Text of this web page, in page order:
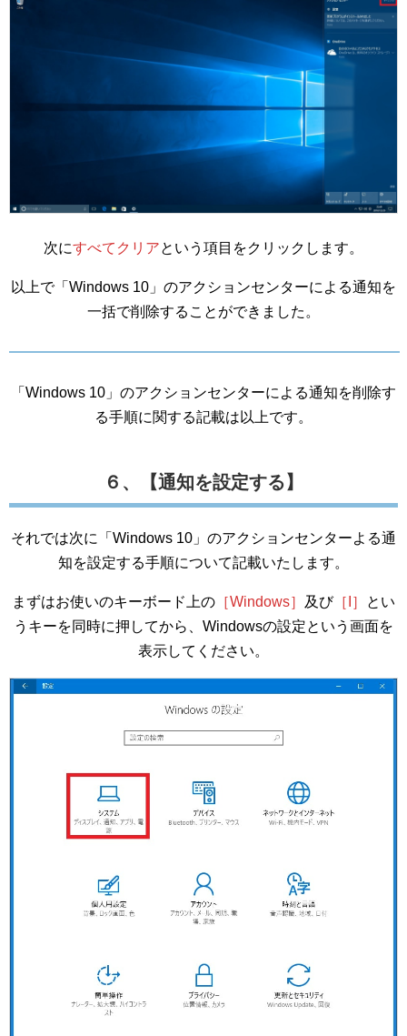
次にすべてクリアという項目をクリックします。
以上で「Windows 10」のアクションセンターによる通知を
一括で削除することができました。
「Windows 10」のアクションセンターによる通知を削除す
る手順に関する記載は以上です。
６、【通知を設定する】
それでは次に「Windows 10」のアクションセンターよる通
知を設定する手順について記載いたします。
まずはお使いのキーボード上の ［Windows］ 及び［I］
とい
うキーを同時に押してから、Windowsの設定という画面を
表示してください。